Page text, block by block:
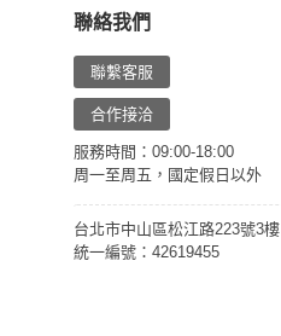
聯絡我們
聯繫客服
合作接洽
服務時間：09:00-18:00
周一至周五，國定假日以外
台北市中山區松江路223號3樓
統一編號：42619455